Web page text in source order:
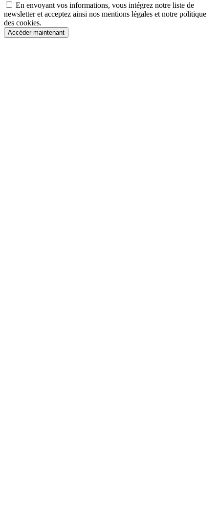
En envoyant vos informations, vous intégrez notre liste de
newsletter et acceptez ainsi nos mentions légales et notre politique
des cookies.
Accéder maintenant